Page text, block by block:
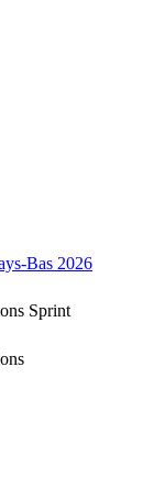
Bas 2026
Sprint